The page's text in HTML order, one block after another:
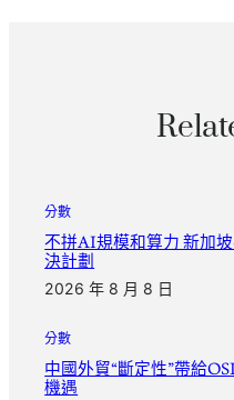
分數
不拼AI規模和算力 新加
決計劃
2026 年 8 月 8 日
分數
中國外貿“斷定性”帶給
機遇